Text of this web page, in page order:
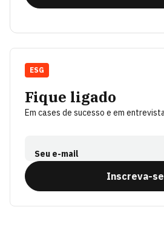
Fique ligado
Em cases de sucesso e em
Seu e-mail
Inscreva-se
ESG